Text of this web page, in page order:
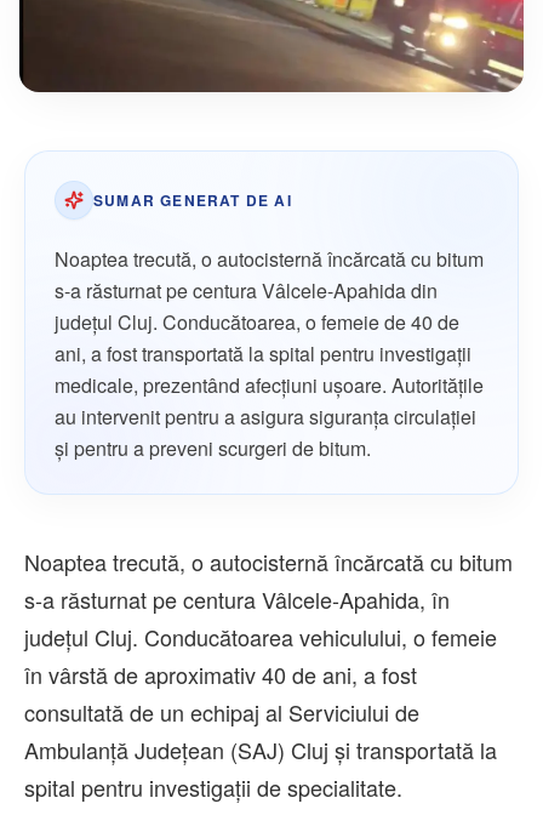
SUMAR GENERAT DE AI
Noaptea trecută, o autocisternă încărcată cu bitum
s-a răsturnat pe centura Vâlcele-Apahida din
județul Cluj. Conducătoarea, o femeie de 40 de
ani, a fost transportată la spital pentru investigații
medicale, prezentând afecțiuni ușoare. Autoritățile
au intervenit pentru a asigura siguranța circulației
și pentru a preveni scurgeri de bitum.
Noaptea trecută, o autocisternă încărcată cu bitum
s-a răsturnat pe centura Vâlcele-Apahida, în
județul Cluj. Conducătoarea vehiculului, o femeie
în vârstă de aproximativ 40 de ani, a fost
consultată de un echipaj al Serviciului de
Ambulanță Județean (SAJ) Cluj și transportată la
spital pentru investigații de specialitate.